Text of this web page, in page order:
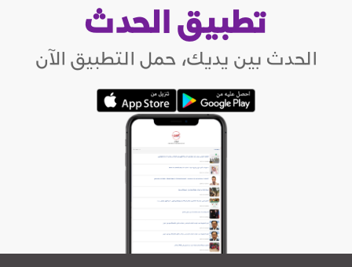
تطبيق الحدث
الحدث بين يديك، حمل التطبيق الآن